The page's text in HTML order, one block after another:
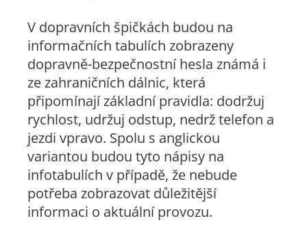
V dopravních špičkách budou na
informačních tabulích zobrazeny
dopravně-bezpečnostní hesla známá i
ze zahraničních dálnic, která
připomínají základní pravidla: dodržuj
rychlost, udržuj odstup, nedrž telefon a
jezdi vpravo. Spolu s anglickou
variantou budou tyto nápisy na
infotabulích v případě, že nebude
potřeba zobrazovat důležitější
informaci o aktuální provozu.